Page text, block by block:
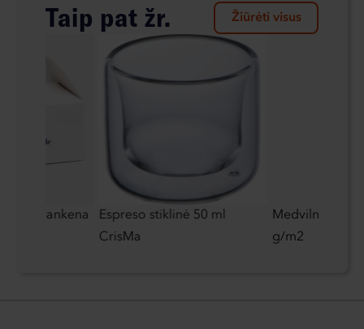
Taip pat žr. Žiūrėti visus
su rankena
Espreso stiklinė 50 ml
CrisMa
Medvilninis
g/m2